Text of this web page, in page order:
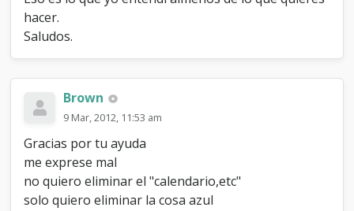
hacer.
Saludos.
Brown
9 Mar, 2012, 11:53 am
Gracias por tu ayuda
me exprese mal
no quiero eliminar el "calendario,etc"
solo quiero eliminar la cosa azul